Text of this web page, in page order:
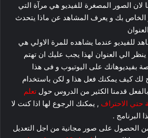
لان الصور المصغرة للفيديو هي مرآة التي
الخاص بك و يعرف المشاهد عن ماذا يتحدث
للفيديو عندما يشاهده للمرة الاولي هي
الي العنوان لهذا يجب عليك ان تهتم
بفيديوهاتك على اليوتيوب و فى هذا
كيف يمكنك فعل هذا و لكن باستخدام
قدمنا الكثير من الدروس حول تعلم
حتي الاحتراف , يمكنك الرجوع لها اذا كنت لا
البرنامج .
الحصول على صور مجانية من اجل التعديل